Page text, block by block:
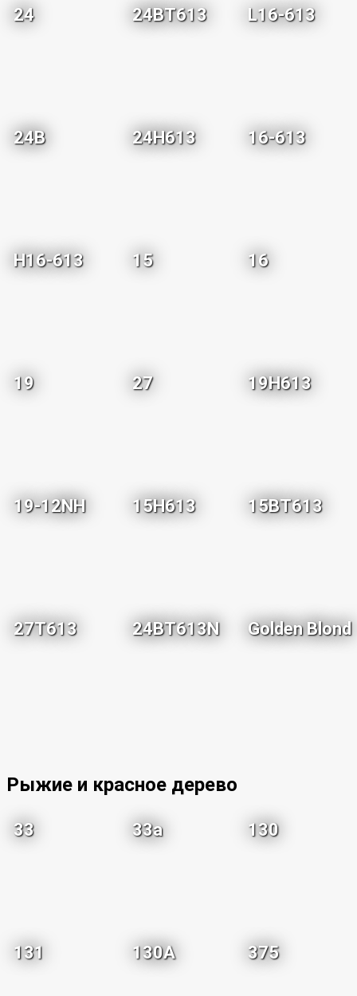
24 24BT613 L16-613
24B 24H613 16-613
H16-613 15 16
19 27 19H613
19-12NH 15H613 15BT613
27T613 24BT613N Golden Blond
Рыжие и красное дерево
33 33a 130
131 130A 375